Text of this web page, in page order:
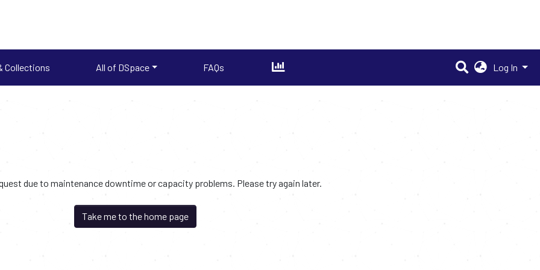
Collections All of DSpace FAQs Log In
due to maintenance downtime or capacity problems. Please try again later.
Take me to the home page